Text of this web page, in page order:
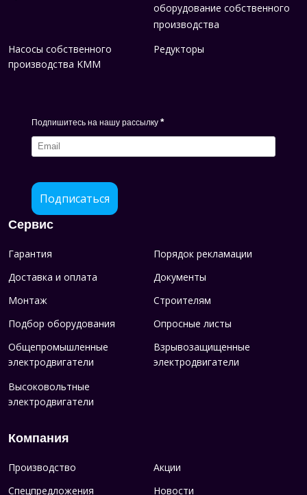
оборудование собственного
производства
Насосы собственного
производства KMM
Редукторы
Подпишитесь на нашу рассылку *
Подписаться
Сервис
Гарантия
Порядок рекламации
Доставка и оплата
Документы
Монтаж
Строителям
Подбор оборудования
Опросные листы
Общепромышленные
электродвигатели
Взрывозащищенные
электродвигатели
Высоковольтные
электродвигатели
Компания
Производство
Акции
Спецпредложения
Новости